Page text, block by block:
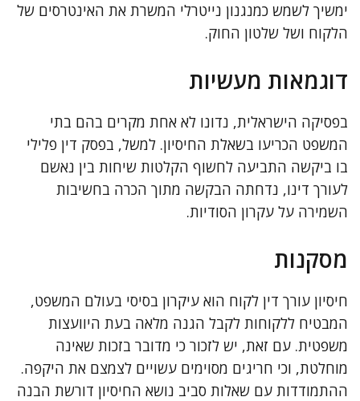
ימשיך לשמש כמנגנון נייטרלי המשרת את האינטרסים של
הלקוח ושל שלטון החוק.
דוגמאות מעשיות
בפסיקה הישראלית, נדונו לא אחת מקרים בהם בתי
המשפט הכריעו בשאלת החיסיון. למשל, בפסק דין פלילי
בו ביקשה התביעה לחשוף הקלטות שיחות בין נאשם
לעורך דינו, נדחתה הבקשה מתוך הכרה בחשיבות
השמירה על עקרון הסודיות.
מסקנות
חיסיון עורך דין לקוח הוא עיקרון בסיסי בעולם המשפט,
המבטיח ללקוחות לקבל הגנה מלאה בעת היוועצות
משפטית. עם זאת, יש לזכור כי מדובר בזכות שאינה
מוחלטת, וכי חריגים מסוימים עשויים לצמצם את היקפה.
ההתמודדות עם שאלות סביב נושא החיסיון דורשת הבנה